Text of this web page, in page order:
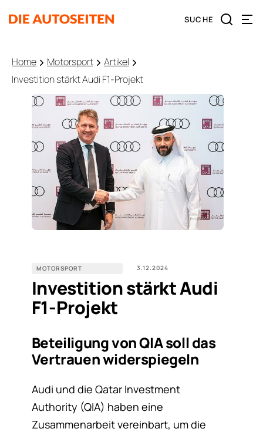
Home Motorsport
Artikel
Investition stärkt Audi F1-Projekt
MOTORSPORT 3.12.2024
Investition stärkt Audi
F1-Projekt
Beteiligung von QIA soll das
Vertrauen widerspiegeln
Audi und die Qatar Investment
Authority (QIA) haben eine
Zusammenarbeit vereinbart, um die